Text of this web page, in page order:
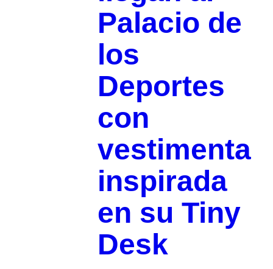
Palacio de
los
Deportes
con
vestimenta
inspirada
en su Tiny
Desk